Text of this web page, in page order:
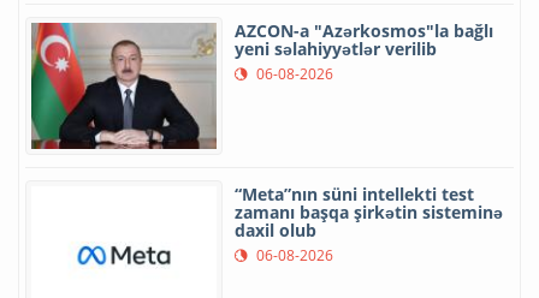
AZCON-a "Azərkosmos"la bağlı
yeni səlahiyyətlər verilib
06-08-2026
“Meta”nın süni intellekti test
zamanı başqa şirkətin sisteminə
daxil olub
06-08-2026